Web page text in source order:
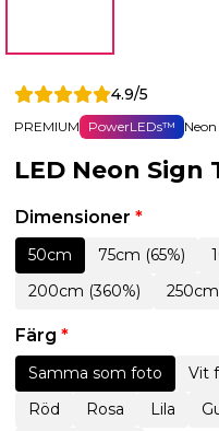
4.9/5
PREMIUM PowerLEDs™
LED Neon
Dimensioner *
50cm 75cm (65%)
200cm (360%)
Färg *
Samma som foto Vit
Röd
Rosa Lila